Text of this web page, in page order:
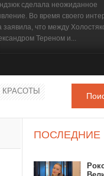
сделала неожиданное
Во время своего
заявила, что между
Тереном и...
КРАСОТЫ
ПОСЛЕДНИЕ
имя пользователя?